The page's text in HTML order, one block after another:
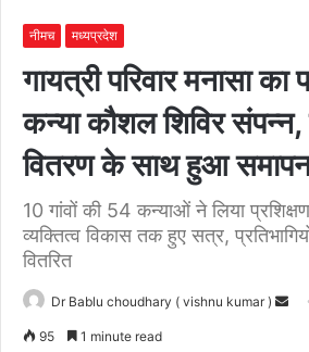
नीमच मध्यप्रदेश
गायत्री परिवार मनासा का
कन्या कौशल शिविर संपन्न,
वितरण के साथ हुआ
10 गांवों की 54 कन्याओं ने लिया
व्यक्तित्व विकास तक हुए सत्र,
वितरित
Dr Bablu choudhary ( vishnu kumar )
95 1 minute read